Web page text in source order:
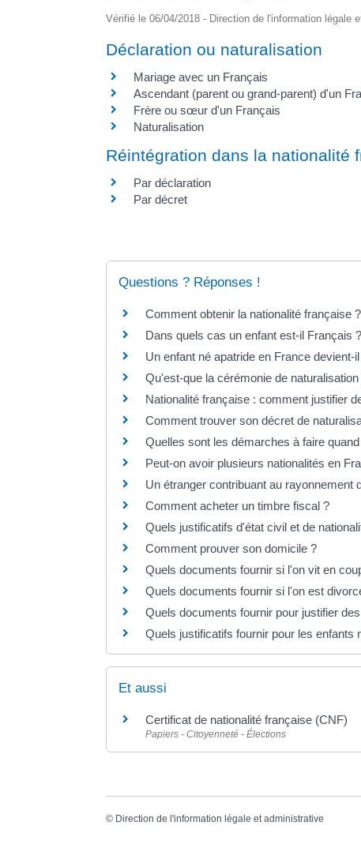
Vérifié le 06/04/2018 - Direction de l'information légale
Déclaration ou naturalisation
Mariage avec un Français
Ascendant (parent ou grand-parent) d'un
Frère ou sœur d'un Français
Naturalisation
Réintégration dans la nationalité
Par déclaration
Par décret
Questions ? Réponses !
Comment obtenir la nationalité française ?
Dans quels cas un enfant est-il Français ?
Un enfant né apatride en France devient-
Qu'est-que la cérémonie de
Nationalité française : comment justifier
Comment trouver son décret de
Quelles sont les démarches à faire
Peut-on avoir plusieurs nationalités en
Un étranger contribuant au rayonnement
Comment acheter un timbre fiscal ?
Quels justificatifs d'état civil et de
Comment prouver son domicile ?
Quels documents fournir si l'on vit en
Quels documents fournir si l'on est
Quels documents fournir pour justifier
Quels justificatifs fournir pour les enfants
Et aussi
Certificat de nationalité française (CNF)
Papiers - Citoyenneté - Élections
© Direction de l'information légale et administrative